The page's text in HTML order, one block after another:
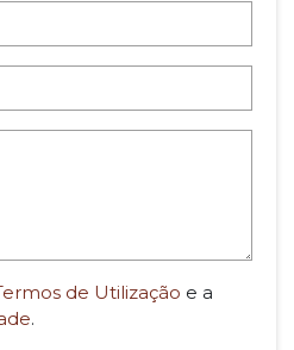
de Utilização e a
.